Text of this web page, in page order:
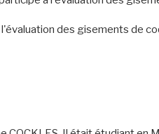
des gisements de